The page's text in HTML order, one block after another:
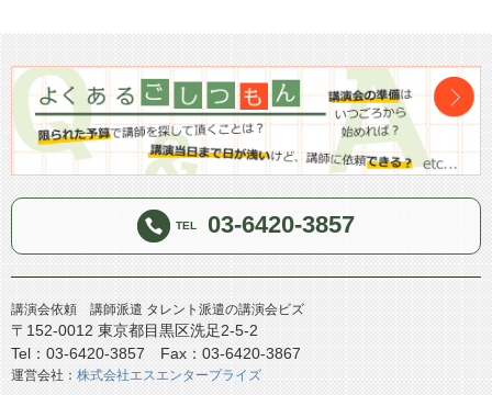
TEL 03-6420-3857
講演会依頼 講師派遣 タレント派遣の講演会ビズ
〒152-0012 東京都目黒区洗足2-5-2
Tel：03-6420-3857 Fax：03-6420-3867
運営会社： 株式会社エスエンタープライズ